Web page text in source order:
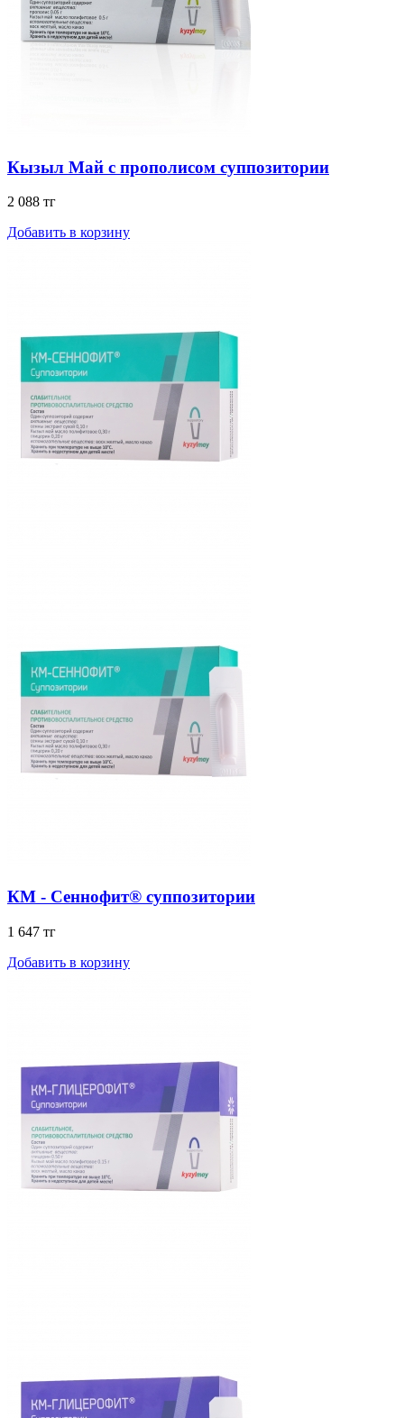
Кызыл Май с прополисом суппозитории
2 088 тг
Добавить в корзину
КМ - Сеннофит® суппозитории
1 647 тг
Добавить в корзину